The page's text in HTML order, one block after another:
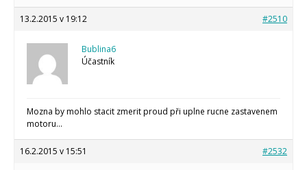
13.2.2015 v 19:12 #2510
Bublina6
Účastník
Mozna by mohlo stacit zmerit proud při uplne rucne zastavenem
motoru…
16.2.2015 v 15:51 #2532